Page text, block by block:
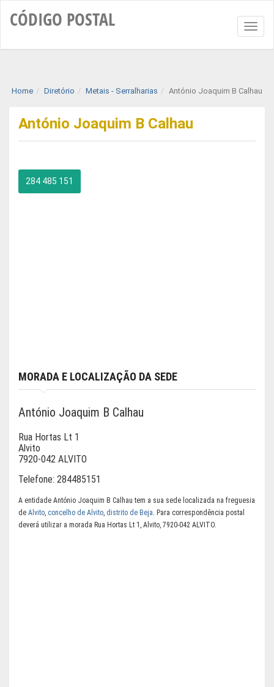
CÓDIGO POSTAL
Home Diretório Metais - Serralharias António Joaquim B Calhau
António Joaquim B Calhau
284 485 151
MORADA E LOCALIZAÇÃO DA SEDE
António Joaquim B Calhau
Rua Hortas Lt 1
Alvito
7920-042 ALVITO
Telefone: 284485151
A entidade António Joaquim B Calhau tem a sua sede localizada na freguesia
de Alvito, concelho de Alvito, distrito de Beja. Para correspondência postal
deverá utilizar a morada Rua Hortas Lt 1, Alvito, 7920-042 ALVITO.